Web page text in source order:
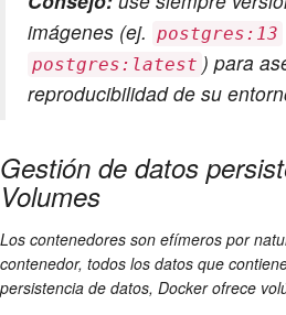
imágenes (ej. postgres:13
postgres:latest ) para
reproducibilidad de su
Gestión de datos
Volumes
Los contenedores son efímeros por
contenedor, todos los datos que
persistencia de datos, Docker ofrece